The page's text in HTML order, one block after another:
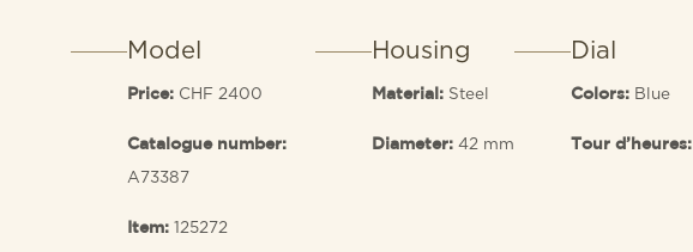
Model
Price: CHF 2400
Catalogue number:
A73387
Item:125272
Housing
Material: Steel
Diameter: 42 mm
Dial
Colors: Blue
Tour d’heures: